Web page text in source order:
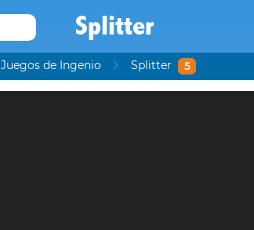
Splitter
Juegos de Ingenio Splitter 5